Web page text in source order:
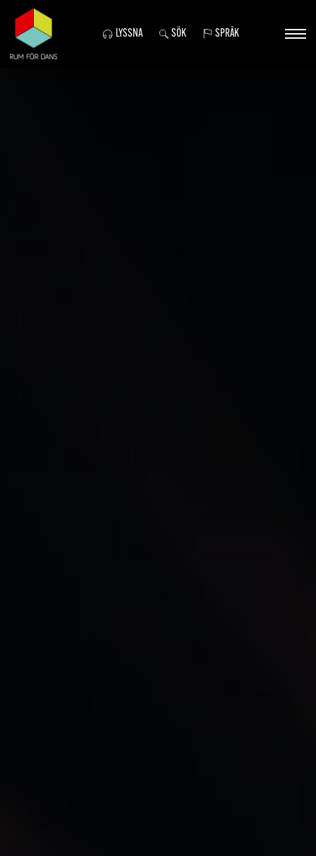
LYSSNA SÖK SPRÅK